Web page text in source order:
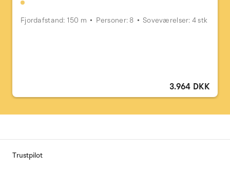
Fjordafstand: 150 m Personer: 8 Soveværelser: 4 stk
3.964 DKK
Trustpilot